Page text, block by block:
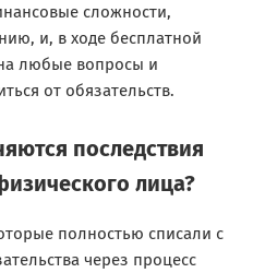
сложности,
и, в ходе бесплатной
любые вопросы и
от обязательств.
последствия
лица?
полностью списали с
через процесс